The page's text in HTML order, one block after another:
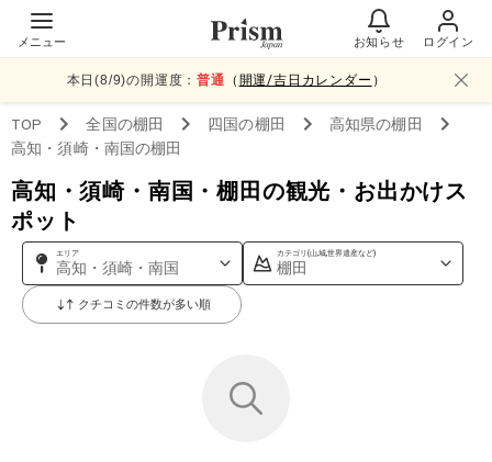
メニュー お知らせ ログイン
本日(8/9)の開運度：普通 （ 開運/吉日カレンダー ）
TOP 全国の棚田 四国の棚田 高知県の棚田
高知・須崎・南国の棚田
高知・須崎・南国・棚田の観光・お出かけス
ポット
エリア
高知・須崎・南国
カテゴリ(山,城,世界遺産など)
棚田
クチコミの件数が多い順